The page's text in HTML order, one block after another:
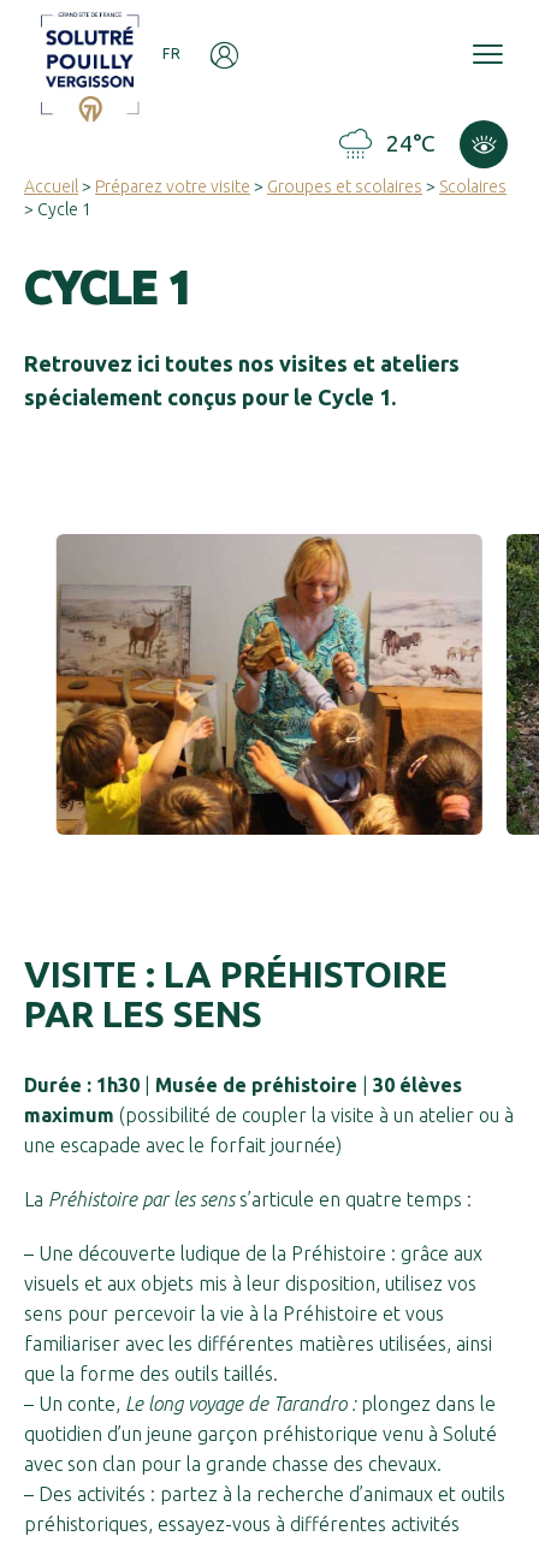
FR
24°C
Accueil > Préparez votre visite > Groupes et scolaires > Scolaires
> Cycle 1
CYCLE 1
Retrouvez ici toutes nos visites et ateliers
spécialement conçus pour le Cycle 1.
VISITE : LA PRÉHISTOIRE
PAR LES SENS
Durée : 1h30 Musée de préhistoire
30 élèves
maximum (possibilité de coupler la visite à un atelier ou à
une escapade avec le forfait journée)
La Préhistoire par les senss’articule en quatre temps :
– Une découverte ludique de la Préhistoire : grâce aux
visuels et aux objets mis à leur disposition, utilisez vos
sens pour percevoir la vie à la Préhistoire et vous
familiariser avec les différentes matières utilisées, ainsi
que la forme des outils taillés.
– Un conte, Le long voyage de Tarandro : plongez dans le
quotidien d’un jeune garçon préhistorique venu à Soluté
avec son clan pour la grande chasse des chevaux.
– Des activités : partez à la recherche d’animaux et outils
préhistoriques, essayez-vous à différentes activités
Panneau de gestion des cookies